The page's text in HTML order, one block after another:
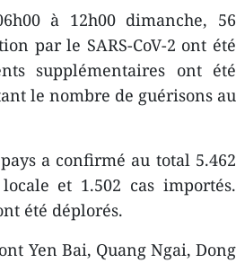
à 12h00 dimanche, 56
par le SARS-CoV-2 ont été
supplémentaires ont été
le nombre de guérisons au
a confirmé au total 5.462
et 1.502 cas importés.
été déplorés.
Yen Bai, Quang Ngai, Dong